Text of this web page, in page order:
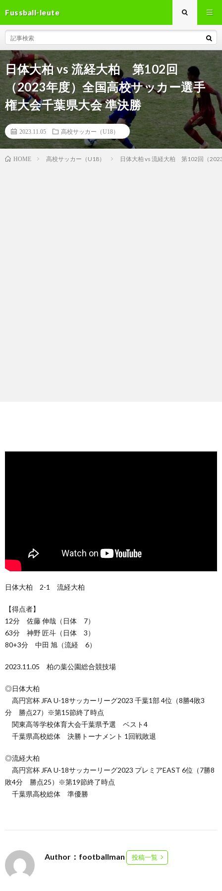
Fussball-leute
日体大柏 vs 流経大柏 第102回
（2023年度）全国高校サッカー選手
権大会千葉県大会 準決勝
2023.11.05 高校サッカー（U18）
HOME 高校サッカー（U18） 日体大柏 vs 流経大柏 第102回（
日体大柏 2-1 流経大柏
【得点者】
12分 佐藤 伸哉（日体 7）
63分 神野 匠斗（日体 3）
80+3分 中田 旭（流経 6）
2023.11.05 柏の葉公園総合競技場
◎日体大柏
高円宮杯 JFA U-18サッカーリーグ2023 千葉1部 4位（8勝4敗3
分 勝点27）※第15節終了時点
関東高等学校体育大会千葉県予選 ベスト4
千葉県高校総体 決勝トーナメント 1回戦敗退
◎流経大柏
高円宮杯 JFA U-18サッカーリーグ2023 プレミアEAST 6位（7勝8
敗4分 勝点25）※第19節終了時点
千葉県高校総体 準優勝
Author：footballman 投稿一覧